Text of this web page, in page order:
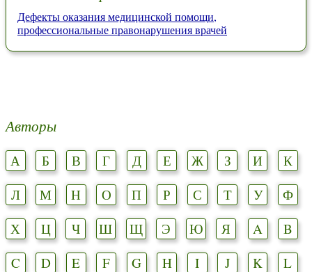
Дефекты оказания медицинской помощи,
профессиональные правонарушения врачей
Авторы
А Б В Г Д Е Ж З И
К
Л
М Н О П Р С Т У
Ф
Х
Ц Ч Ш Щ Э Ю Я A
B
C
D E F G H I J K
L